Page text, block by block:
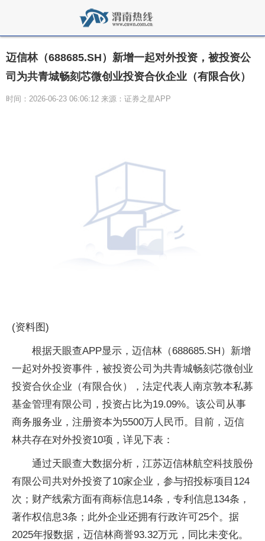
迈信林（688685.SH）新增一起对外投资，被投资公
司为共青城畅刻芯微创业投资合伙企业（有限合伙）
时间：2026-06-23 06:06:12 来源：证券之星APP
(资料图)
根据天眼查APP显示，迈信林（688685.SH）新增
一起对外投资事件，被投资公司为共青城畅刻芯微创业
投资合伙企业（有限合伙），法定代表人南京敦本私募
基金管理有限公司，投资占比为19.09%。该公司从事
商务服务业，注册资本为5500万人民币。目前，迈信
林共存在对外投资10项，详见下表：
通过天眼查大数据分析，江苏迈信林航空科技股份
有限公司共对外投资了10家企业，参与招投标项目124
次；财产线索方面有商标信息14条，专利信息134条，
著作权信息3条；此外企业还拥有行政许可25个。据
2025年报数据，迈信林商誉93.32万元，同比未变化。